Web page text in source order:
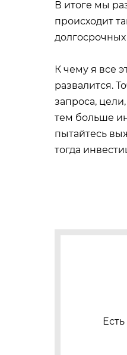
В итоге мы
происходит
К чему я все
развалится.
запроса,
тем больше
пытайтесь
тогда